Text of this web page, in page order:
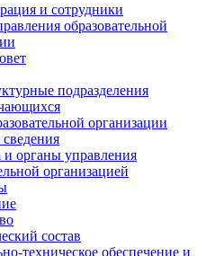
и сотрудники
образовательной
подразделения
организации
и органы управления
организацией
состав
техническое обеспечение и